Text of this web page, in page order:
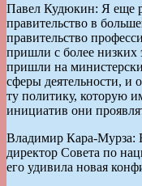
Павел Кудюкин: Я еще
правительство в
правительство
пришли с более низких
пришли на
сферы деятельности, и
ту политику, которую
инициатив они
Владимир Кара-Мурза:
директор Совета по
его удивила новая